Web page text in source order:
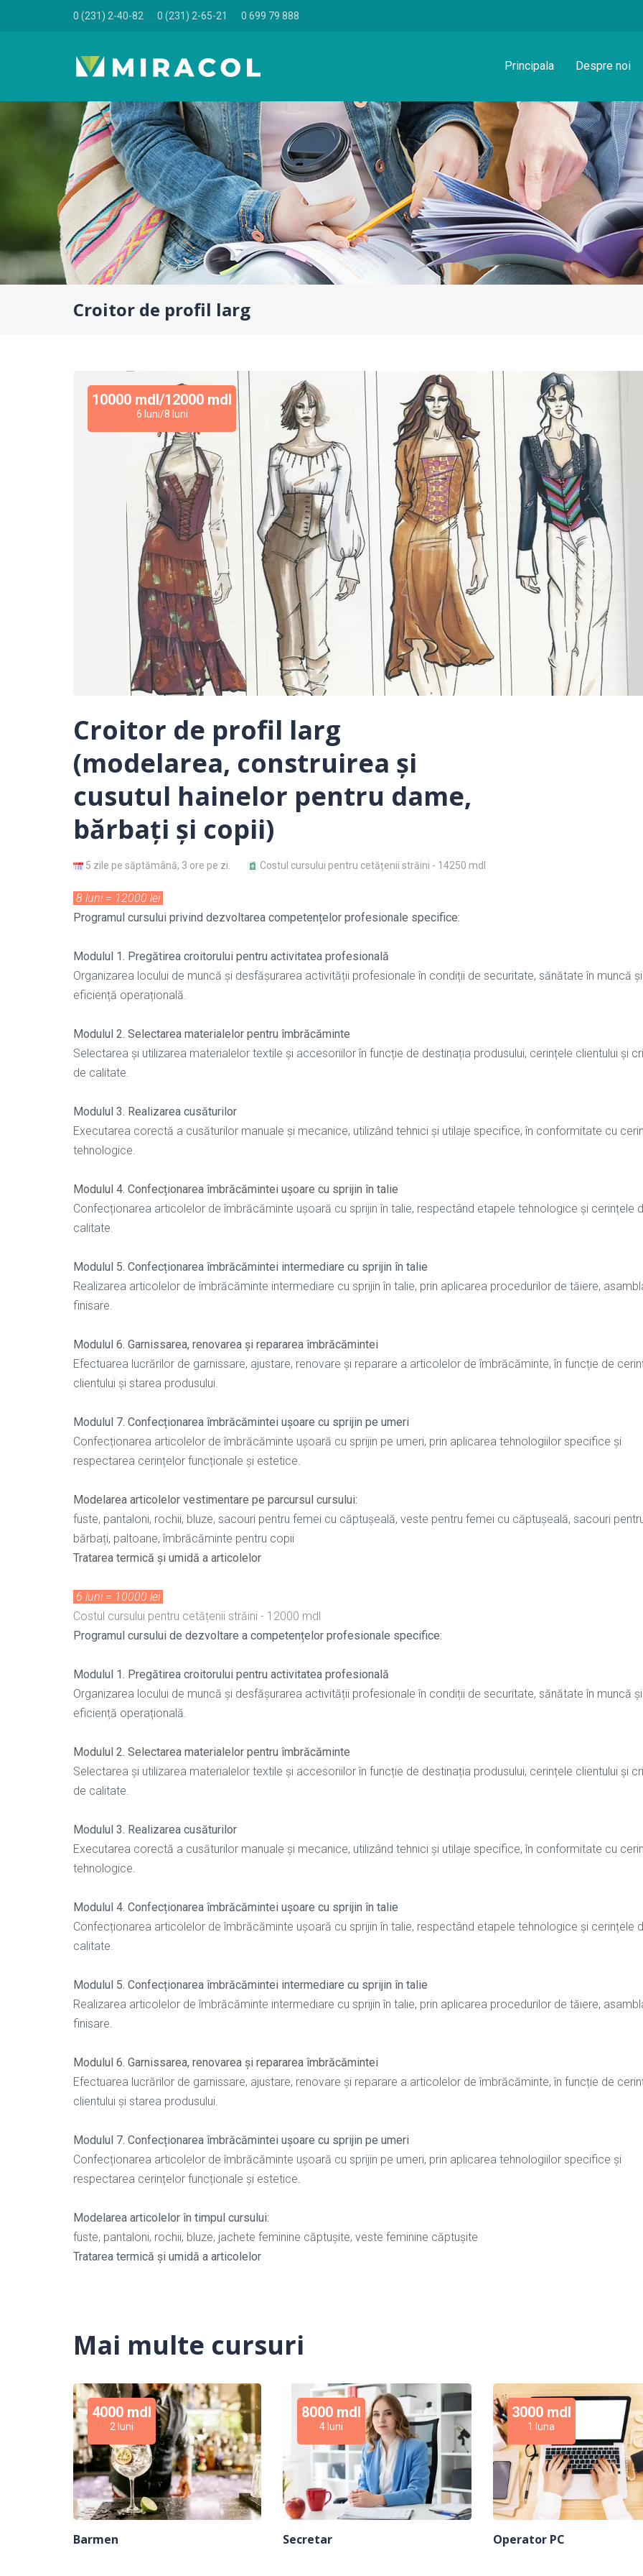
0 (231) 2-40-82 0 (231) 2-65-21 0 699 79 888
Principala Despre noi
Croitor de profil larg
10000 mdl/12000 mdl
6 luni/8 luni
Croitor de profil larg
(modelarea, construirea şi
cusutul hainelor pentru dame,
bărbaţi şi copii)
5 zile pe săptămână, 3 ore pe zi. Costul cursului pentru cetățenii străini - 14250 mdl
8 luni = 12000 lei
Programul cursului privind dezvoltarea competențelor profesionale specifice:
Modulul 1. Pregătirea croitorului pentru activitatea profesională
Organizarea locului de muncă și desfășurarea activității profesionale în condiții de securitate, sănătate în muncă și
eficiență operațională.
Modulul 2. Selectarea materialelor pentru îmbrăcăminte
Selectarea și utilizarea materialelor textile și accesoriilor în funcție de destinația produsului, cerințele clientului și
de calitate.
Modulul 3. Realizarea cusăturilor
Executarea corectă a cusăturilor manuale și mecanice, utilizând tehnici și utilaje specifice, în conformitate cu
tehnologice.
Modulul 4. Confecționarea îmbrăcămintei ușoare cu sprijin în talie
Confecționarea articolelor de îmbrăcăminte ușoară cu sprijin în talie, respectând etapele tehnologice și cerințele
calitate.
Modulul 5. Confecționarea îmbrăcămintei intermediare cu sprijin în talie
Realizarea articolelor de îmbrăcăminte intermediare cu sprijin în talie, prin aplicarea procedurilor de tăiere,
finisare.
Modulul 6. Garnissarea, renovarea și repararea îmbrăcămintei
Efectuarea lucrărilor de garnissare, ajustare, renovare și reparare a articolelor de îmbrăcăminte, în funcție de
clientului și starea produsului.
Modulul 7. Confecționarea îmbrăcămintei ușoare cu sprijin pe umeri
Confecționarea articolelor de îmbrăcăminte ușoară cu sprijin pe umeri, prin aplicarea tehnologiilor specifice și
respectarea cerințelor funcționale și estetice.
Modelarea articolelor vestimentare pe parcursul cursului:
fuste, pantaloni, rochii, bluze, sacouri pentru femei cu căptușeală, veste pentru femei cu căptușeală, sacouri
bărbați, paltoane, îmbrăcăminte pentru copii
Tratarea termică și umidă a articolelor
6 luni = 10000 lei
Costul cursului pentru cetățenii străini - 12000 mdl
Programul cursului de dezvoltare a competențelor profesionale specifice:
Modulul 1. Pregătirea croitorului pentru activitatea profesională
Organizarea locului de muncă și desfășurarea activității profesionale în condiții de securitate, sănătate în muncă și
eficiență operațională.
Modulul 2. Selectarea materialelor pentru îmbrăcăminte
Selectarea și utilizarea materialelor textile și accesoriilor în funcție de destinația produsului, cerințele clientului și
de calitate.
Modulul 3. Realizarea cusăturilor
Executarea corectă a cusăturilor manuale și mecanice, utilizând tehnici și utilaje specifice, în conformitate cu
tehnologice.
Modulul 4. Confecționarea îmbrăcămintei ușoare cu sprijin în talie
Confecționarea articolelor de îmbrăcăminte ușoară cu sprijin în talie, respectând etapele tehnologice și cerințele
calitate.
Modulul 5. Confecționarea îmbrăcămintei intermediare cu sprijin în talie
Realizarea articolelor de îmbrăcăminte intermediare cu sprijin în talie, prin aplicarea procedurilor de tăiere,
finisare.
Modulul 6. Garnissarea, renovarea și repararea îmbrăcămintei
Efectuarea lucrărilor de garnissare, ajustare, renovare și reparare a articolelor de îmbrăcăminte, în funcție de
clientului și starea produsului.
Modulul 7. Confecționarea îmbrăcămintei ușoare cu sprijin pe umeri
Confecționarea articolelor de îmbrăcăminte ușoară cu sprijin pe umeri, prin aplicarea tehnologiilor specifice și
respectarea cerințelor funcționale și estetice.
Modelarea articolelor în timpul cursului:
fuste, pantaloni, rochii, bluze, jachete feminine căptușite, veste feminine căptușite
Tratarea termică și umidă a articolelor
Mai multe cursuri
4000 mdl
2 luni
Barmen
8000 mdl
4 luni
Secretar
3000 mdl
1 luna
Operator PC